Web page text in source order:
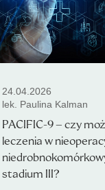
24.04.2026
lek. Paulina Kalman
PACIFIC-9 – czy
leczenia w
stadium III?